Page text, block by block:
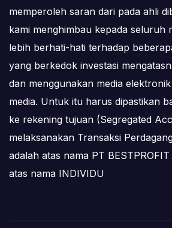
memperoleh saran dari pada ahli
kami menghimbau kepada seluruh
lebih berhati-hati terhadap
yang berkedok investasi
dan menggunakan media
media. Untuk itu harus dipastikan
ke rekening tujuan (Segregated
melaksanakan Transaksi
adalah atas nama PT
atas nama INDIVIDU